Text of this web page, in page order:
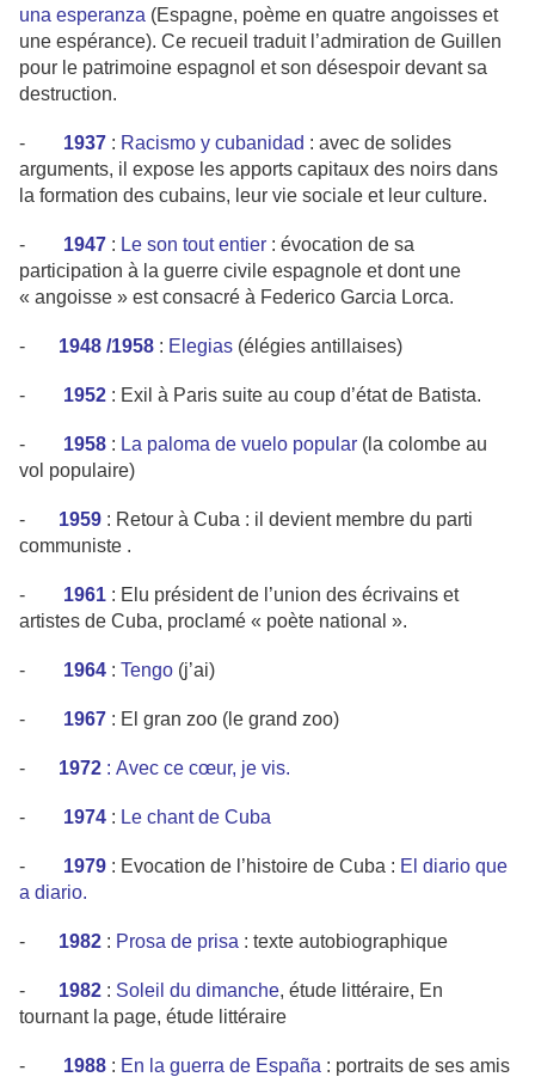
una esperanza (Espagne, poème en quatre angoisses et
une espérance). Ce recueil traduit l’admiration de Guillen
pour le patrimoine espagnol et son désespoir devant sa
destruction.
- 1937 : Racismo y cubanidad : avec de solides
arguments, il expose les apports capitaux des noirs dans
la formation des cubains, leur vie sociale et leur culture.
- 1947 : Le son tout entier : évocation de sa
participation à la guerre civile espagnole et dont une
« angoisse » est consacré à Federico Garcia Lorca.
- 1948 /1958 : Elegias (élégies antillaises)
- 1952 : Exil à Paris suite au coup d’état de Batista.
- 1958 : La paloma de vuelo popular (la colombe au
vol populaire)
- 1959 : Retour à Cuba : il devient membre du parti
communiste .
- 1961 : Elu président de l’union des écrivains et
artistes de Cuba, proclamé « poète national ».
- 1964 : Tengo (j’ai)
- 1967 : El gran zoo (le grand zoo)
- 1972 : Avec ce cœur, je vis.
- 1974 : Le chant de Cuba
- 1979 : Evocation de l’histoire de Cuba : El diario que
a diario.
- 1982 : Prosa de prisa : texte autobiographique
- 1982 : Soleil du dimanche, étude littéraire, En
tournant la page, étude littéraire
- 1988 : En la guerra de España : portraits de ses amis